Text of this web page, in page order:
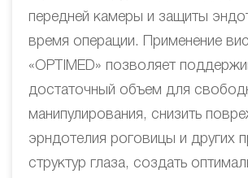
передней камеры и защиты
время операции. Применение
«OPTIMED» позволяет
достаточный объем для
манипулирования, снизить
эрндотелия роговицы и других
структур глаза, создать